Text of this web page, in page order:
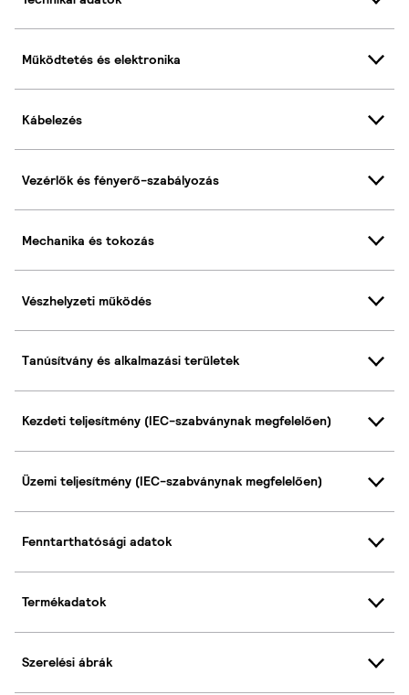
Működtetés és elektronika
Kábelezés
Vezérlők és fényerő-szabályozás
Mechanika és tokozás
Vészhelyzeti működés
Tanúsítvány és alkalmazási területek
Kezdeti teljesítmény (IEC-szabványnak megfelelően)
Üzemi teljesítmény (IEC-szabványnak megfelelően)
Fenntarthatósági adatok
Termékadatok
Szerelési ábrák